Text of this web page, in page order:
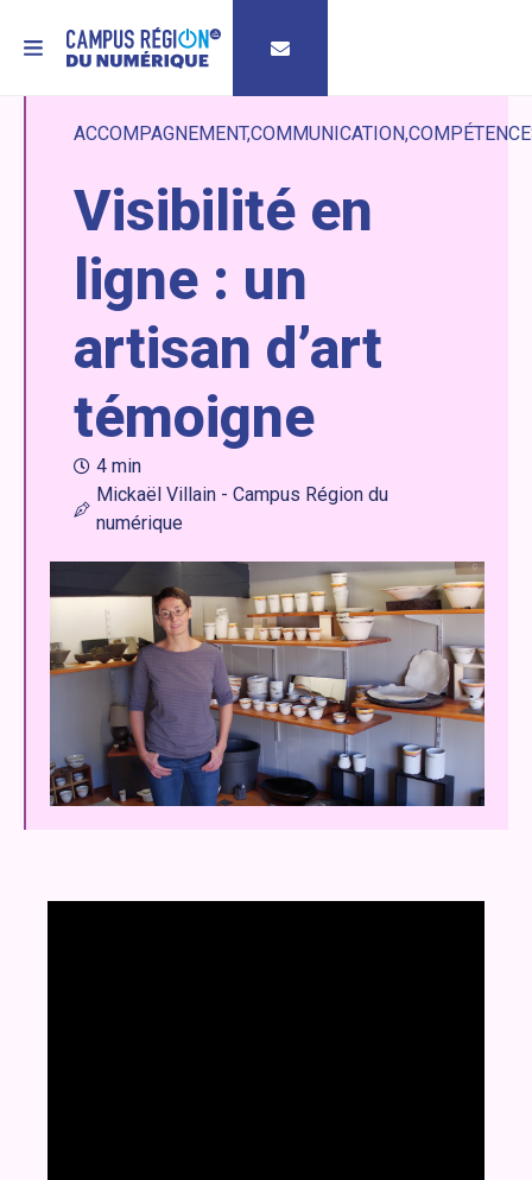
MENU
ACCOMPAGNEMENTCOMMUNICATION
Visibilité en
ligne : un
artisan d’art
témoigne
4 min
Mickaël Villain - Campus Région du
numérique